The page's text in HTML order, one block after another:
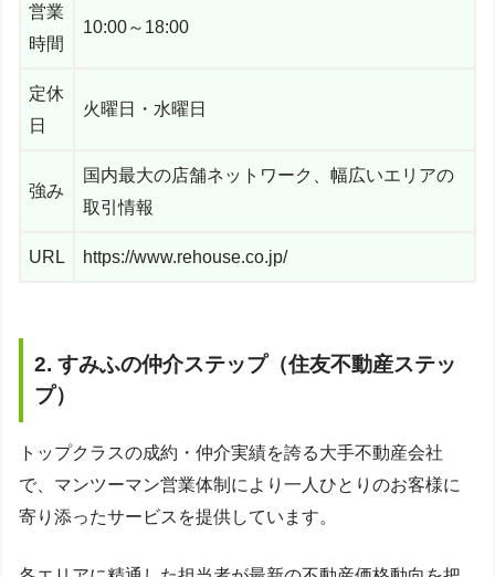
営業
時間
10:00～18:00
定休
日
火曜日・水曜日
強み
国内最大の店舗ネットワーク、幅広いエリアの
取引情報
URL https://www.rehouse.co.jp/
2. すみふの仲介ステップ（住友不動産ステッ
プ）
トップクラスの成約・仲介実績を誇る大手不動産会社
で、マンツーマン営業体制により一人ひとりのお客様に
寄り添ったサービスを提供しています。